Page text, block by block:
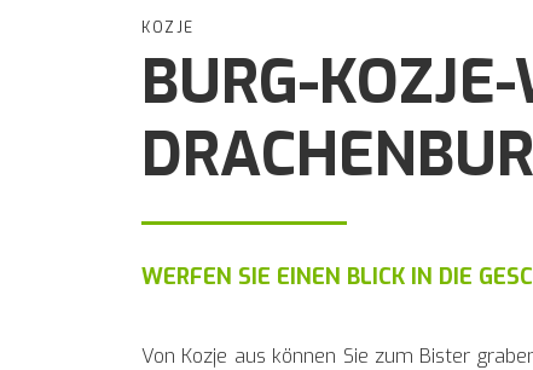
KOZJE
BURG-
WERFEN SIE EINEN BLICK IN DIE
Von Kozje aus können Sie zum Bister